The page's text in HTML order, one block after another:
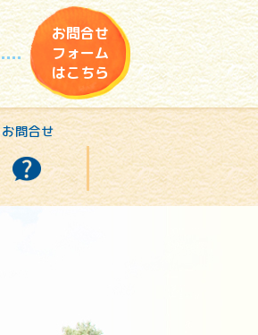
お問合せ
フォーム
はこちら
お問合せ